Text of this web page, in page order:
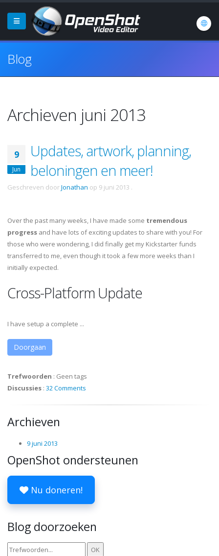
Blog
Archieven juni 2013
9
Jun
Updates, artwork, planning,
beloningen en meer!
Geschreven doorJonathan op 9 juni 2013 .
Over the past many weeks, I have made some tremendous
progress and have lots of exciting updates to share with you! For
those who were wondering, I did finally get my Kickstarter funds
transferred to me, even though it took a few more weeks than I
initially expected.
Cross-Platform Update
I have setup a complete ...
Doorgaan
Trefwoorden : Geen tags
Discussies : 32 Comments
Archieven
9 juni 2013
OpenShot ondersteunen
Nu doneren!
Blog doorzoeken